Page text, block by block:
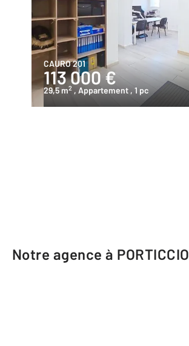
CAURO 201
113 000 €
29,5 m2 , Appartement , 1 pc
Notre agence à PORTICCIO